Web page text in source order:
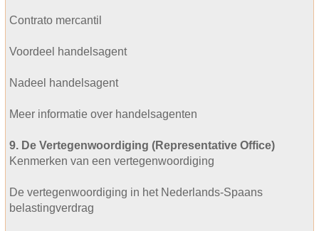
Contrato mercantil
Voordeel handelsagent
Nadeel handelsagent
Meer informatie over handelsagenten
9. De Vertegenwoordiging (Representative Office)
Kenmerken van een vertegenwoordiging
De vertegenwoordiging in het Nederlands-Spaans
belastingverdrag